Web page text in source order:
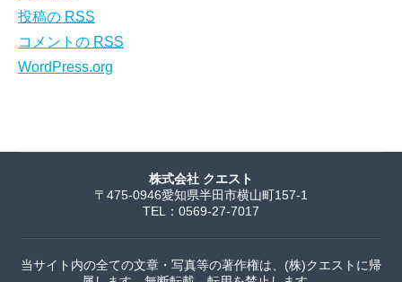
投稿の RSS
コメントの RSS
WordPress.org
株式会社 クエスト
〒475-0946愛知県半田市横山町157-1
TEL：0569-27-7017
当サイト内の全ての文章・写真等の著作権は、(株)クエストに帰